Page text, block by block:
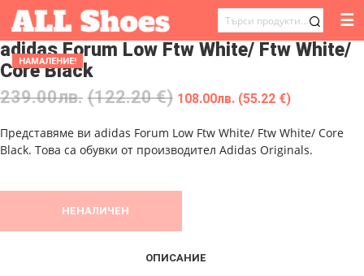
ТЪРСЕНЕ
ЗА:
☰
НАМАЛЕНИЕ!
adidas Forum Low Ftw White/ Ftw White/
Core Black
239.00лв. (122.20 €) 108.00лв. (55.22 €)
Представяме ви adidas Forum Low Ftw White/ Ftw White/ Core
Black. Това са обувки от производител Adidas Originals.
НЕНАЛИЧЕН
ОПИСАНИЕ